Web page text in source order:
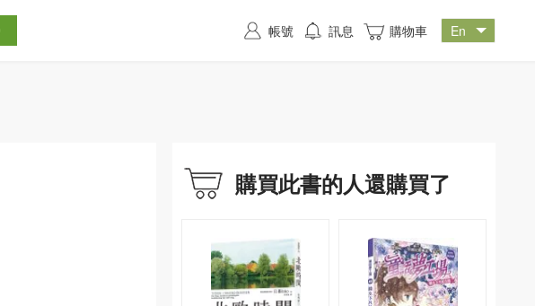
購買此書的人還購買了
帳號 訊息 購物車